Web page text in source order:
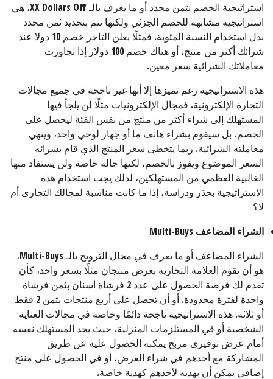
استراتيجية الخصم بثمن محدد أو ما يعرف بالـ XX Dollars Off، هي
استراتيجية مشابهة للخصم الجزئي ولكنها تتم بتحديد ثمن محدد
بدل استخدام النسبة المئوية. فمثلًا يعلن التاجر خصم 10 دولا عند
شرائك أكثر من منتج، أو هناك خصم 100 دولار إذا تجاوزت
معاملاتك الشرائية سعر معين.
هذه الاستراتيجية رغم تميزها إلا أنها غير ناجحة في جميع مجالات
التجارة الإلكترونية. فمجال الإلكترونيات مثلًا لن يلجأ فيها
المستهلك إلى شراء أكثر من منتج من نفس الفئة ليحصل على
الخصم، بل سيقوم بشراء هاتف ما أو جهاز لوحي واحد، وينهي
معاملته الشرائية. ربما يتخطى سعر المنتج الذي قام بشرائه
السعر الموضوع ويفوز بالخصم، لكنها حالة خاصة ولن يستفاد منها
الغالبية العظمي من المستهلكين، لذلك يجب استخدام هذه
الاستراتيجية بحذر ودراسة، إذا ما كانت مناسبة لمجالك التجاري أم
لا؟
الشراء المضاعف Multi-Buys
الشراء المضاعف أو ما يعرف في مجال الترويج بالـ Multi-Buys،
هو أن تقوم العلامة التجارية بعرض منتجان مثلًا بسعر واحد، كأن
تقدم لك فرصة الحصول على عدد 2 فرشاة أسنان بثمن فرشاة
واحدة لفترة محدودة. أو أن تحصل على أربع منتجات بثمن 2 فقط
أو ثلاثة. هذه الاستراتيجية ناجحة دائمًا وخاصة في مجالات العناية
الشخصية أو في المستلزمات المنزلية، حيث يجد المستهلك نفسه
أمام عرض توفيري مربح يمكنه الحصول عليه عن طريق
المشاركة مع أحدهم في شراء العرض، أو في الحصول على منتج
إضافي يمكن أن يهديه لأحدهم كهدية خاصة.